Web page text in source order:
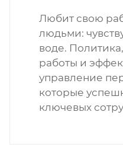
Любит свою
людьми:
воде.
работы и
управление
которые
ключевых